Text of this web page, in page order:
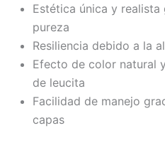
Estética única y
pureza
Resiliencia debido a la
Efecto de color natural
de leucita
Facilidad de manejo
capas